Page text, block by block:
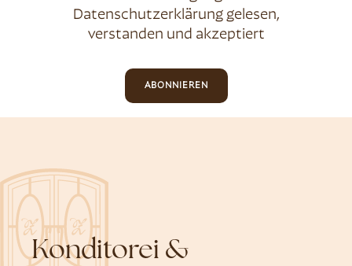
Datenschutzerklärunggelesen,
verstanden und akzeptiert
ABONNIEREN
Konditorei &